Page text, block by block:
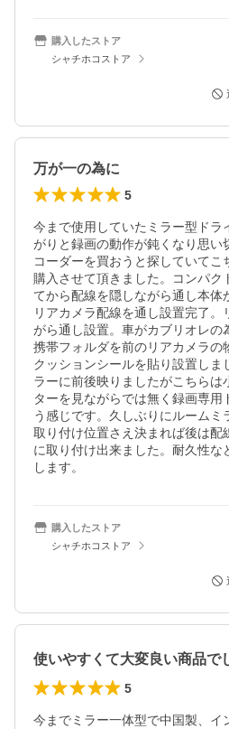
購入したストア
シャチホコストア
万が一の為に
5
今まで使用していたミラー型ドラ
がりと録画の動作が鈍くなり思い
コーダーを買おうと探していてこ
購入させて頂きました。コンパク
てから配線を隠しながら通し本体
リアカメラ配線を通し設置完了。
がら通し設置。車がカブリオレの
携帯フォルダを前のリアカメラの
クッションシールを貼り設置しま
ラーに前後映りましたがこちらは
ターを見ながらでは無く録画専用
う感じです。久しぶりにルームミ
取り付け位置さえ決まれば後は配
に取り付け出来ました。耐久性な
します。
購入したストア
シャチホコストア
使いやすくて大変良い商品で
5
今までミラー一体型で中国製、イ